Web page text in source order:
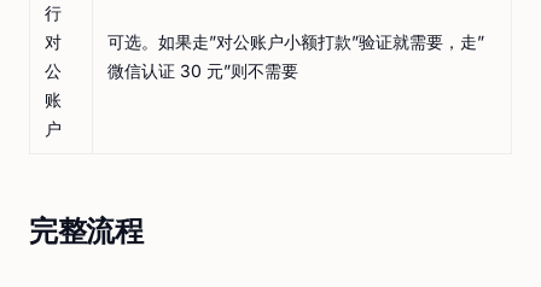
行
对
公
账
户
可选。如果走”对公账户小额打款”验证就需要，走”
微信认证 30 元”则不需要
完整流程